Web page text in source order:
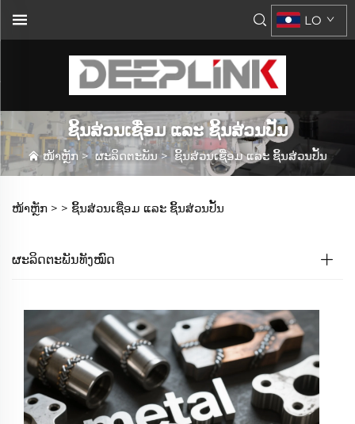
LO
ຊິ້ນສ່ວນເຊື່ອມ ແລະ ຊິ້ນສ່ວນປັ້ນ
ໜ້າຫຼັກ >ຜະລິດຕະພັນ >ຊິ້ນສ່ວນເຊື່ອມ ແລະ ຊິ້ນສ່ວນປັ້ນ
ໜ້າຫຼັກ > > ຊິ້ນສ່ວນເຊື່ອມ ແລະ ຊິ້ນສ່ວນປັ້ນ
ຜະລິດຕະພັນທັງໝົດ